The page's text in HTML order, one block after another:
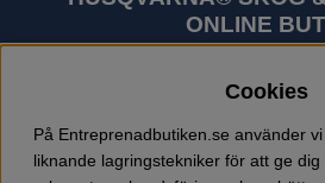
ONLINE
utomhusprodukter som
trädgårdsmaskiner. I sortimentet finns
motorsågar, röjsågar, trimmers,
trädgårdstraktorer, gräsklippare,
Cookies
På Entreprenadbutiken.se använder
liknande lagringstekniker för att ge dig